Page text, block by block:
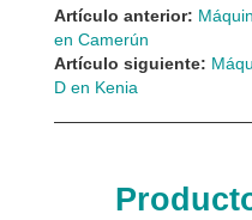
Artículo anterior:
en Camerún
Artículo siguiente:
D en Kenia